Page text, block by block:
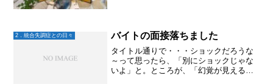
った。以前は...
2．統合失調症との日々 バイトの面接落ちました
タイトル通りで・・・ショックだろうな
～って思ったら、「別にショックじゃな
いよ」と。ところが、「幻覚が見える。